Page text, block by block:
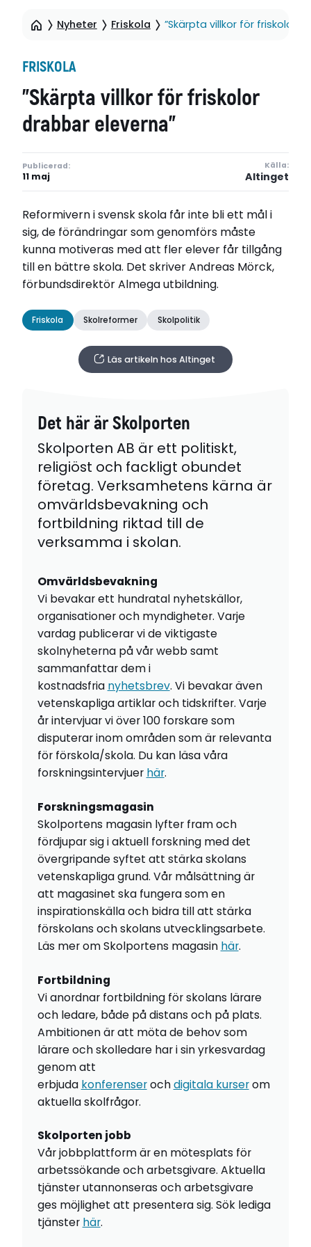
Nyheter Friskola ”Skärpta villkor för friskolor
FRISKOLA
”Skärpta villkor för friskolor
drabbar eleverna”
Publicerad:
11 maj
Källa:
Altinget
Reformivern i svensk skola får inte bli ett mål i
sig, de förändringar som genomförs måste
kunna motiveras med att fler elever får tillgång
till en bättre skola. Det skriver Andreas Mörck,
förbundsdirektör Almega utbildning.
Friskola Skolreformer Skolpolitik
Läs artikeln hos Altinget
Det här är Skolporten
Skolporten AB är ett politiskt,
religiöst och fackligt obundet
företag. Verksamhetens kärna är
omvärldsbevakning och
fortbildning riktad till de
verksamma i skolan.
Omvärldsbevakning
Vi bevakar ett hundratal nyhetskällor,
organisationer och myndigheter. Varje
vardag publicerar vi de viktigaste
skolnyheterna på vår webb samt
sammanfattar dem i
kostnadsfria nyhetsbrev. Vi bevakar även
vetenskapliga artiklar och tidskrifter. Varje
år intervjuar vi över 100 forskare som
disputerar inom områden som är relevanta
för förskola/skola. Du kan läsa våra
forskningsintervjuer här.
Forskningsmagasin
Skolportens magasin lyfter fram och
fördjupar sig i aktuell forskning med det
övergripande syftet att stärka skolans
vetenskapliga grund. Vår målsättning är
att magasinet ska fungera som en
inspirationskälla och bidra till att stärka
förskolans och skolans utvecklingsarbete.
Läs mer om Skolportens magasin här.
Fortbildning
Vi anordnar fortbildning för skolans lärare
och ledare, både på distans och på plats.
Ambitionen är att möta de behov som
lärare och skolledare har i sin yrkesvardag
genom att
erbjuda konferenserochdigitala kurserom
aktuella skolfrågor.
Skolporten jobb
Vår jobbplattform är en mötesplats för
arbetssökande och arbetsgivare. Aktuella
tjänster utannonseras och arbetsgivare
ges möjlighet att presentera sig. Sök lediga
tjänster här.